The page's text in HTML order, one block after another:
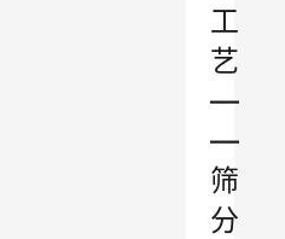
工
艺
—
—
筛
分